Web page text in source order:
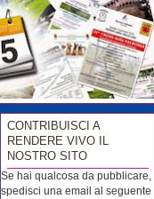
CONTRIBUISCI A
RENDERE VIVO IL
NOSTRO SITO
Se hai qualcosa da pubblicare,
spedisci una email al seguente